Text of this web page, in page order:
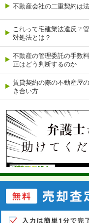
不動産会社の二重契約は
これって宅建業法違反？
対処法とは？
不動産の管理委託の手数
正はどう判断するのか
賃貸契約の際の不動産屋
き合い方